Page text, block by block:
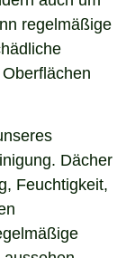
regelmäßige
Dächer
Feuchtigkeit,